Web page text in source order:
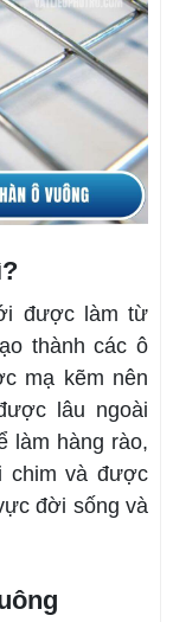
được làm từ
thành các ô
mạ kẽm nên
lâu ngoài
làm hàng rào,
chim và được
đời sống và